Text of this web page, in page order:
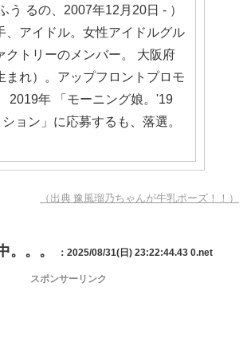
う るの、2007年12月20日 - ）
、アイドル。女性アイドルグル
クトリーのメンバー。 大阪府
まれ）。アップフロントプロモ
2019年 「モーニング娘。'19
ション」に応募するも、落選。
（出典 豫風瑠乃ちゃんが牛乳ポーズ！！）
。。。 ：2025/08/31(日) 23:22:44.43 0.net
スポンサーリンク